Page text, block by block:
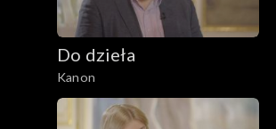
Do dzieła
Kanon